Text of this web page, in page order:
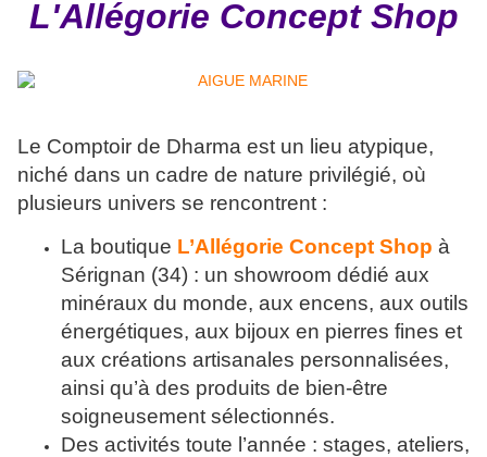
L'Allégorie Concept Shop
Le Comptoir de Dharma est un lieu atypique,
niché dans un cadre de nature privilégié, où
plusieurs univers se rencontrent :
La boutique L’Allégorie Concept Shop à
Sérignan (34) : un showroom dédié aux
minéraux du monde, aux encens, aux outils
énergétiques, aux bijoux en pierres fines et
aux créations artisanales personnalisées,
ainsi qu’à des produits de bien-être
soigneusement sélectionnés.
Des activités toute l’année : stages, ateliers,